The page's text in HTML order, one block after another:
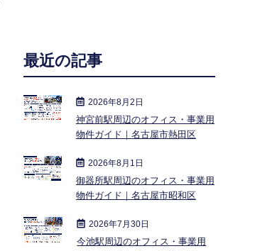
最近の記事
2026年8月2日
神宮前駅周辺のオフィス・事業用
物件ガイド｜名古屋市熱田区
2026年8月1日
御器所駅周辺のオフィス・事業用
物件ガイド｜名古屋市昭和区
2026年7月30日
今池駅周辺のオフィス・事業用